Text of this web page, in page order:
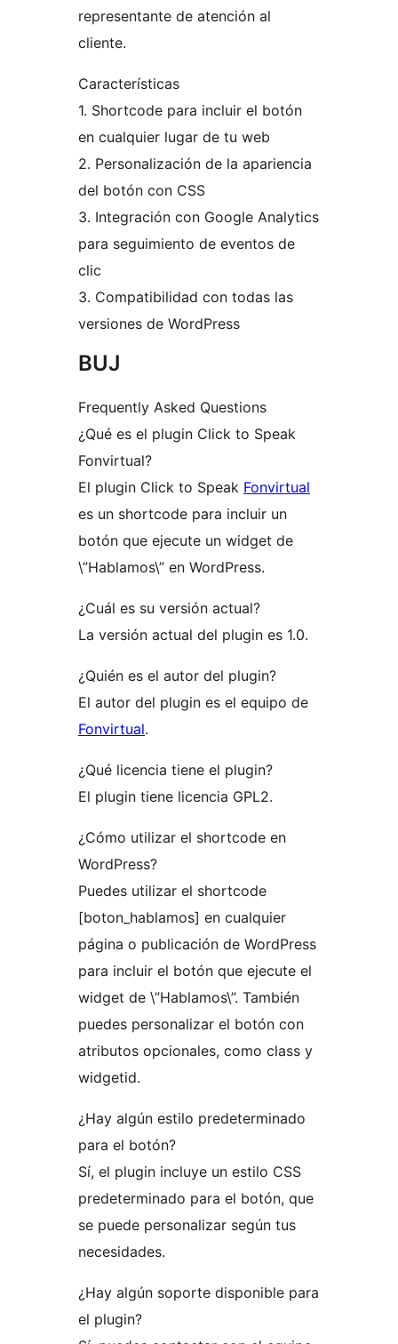
representante de atención al
cliente.
Características
1. Shortcode para incluir el botón
en cualquier lugar de tu web
2. Personalización de la apariencia
del botón con CSS
3. Integración con Google Analytics
para seguimiento de eventos de
clic
3. Compatibilidad con todas las
versiones de WordPress
BUJ
Frequently Asked Questions
¿Qué es el plugin Click to Speak
Fonvirtual?
El plugin Click to Speak Fonvirtual
es un shortcode para incluir un
botón que ejecute un widget de
\”Hablamos\” en WordPress.
¿Cuál es su versión actual?
La versión actual del plugin es 1.0.
¿Quién es el autor del plugin?
El autor del plugin es el equipo de
Fonvirtual.
¿Qué licencia tiene el plugin?
El plugin tiene licencia GPL2.
¿Cómo utilizar el shortcode en
WordPress?
Puedes utilizar el shortcode
[boton_hablamos] en cualquier
página o publicación de WordPress
para incluir el botón que ejecute el
widget de \”Hablamos\”. También
puedes personalizar el botón con
atributos opcionales, como class y
widgetid.
¿Hay algún estilo predeterminado
para el botón?
Sí, el plugin incluye un estilo CSS
predeterminado para el botón, que
se puede personalizar según tus
necesidades.
¿Hay algún soporte disponible para
el plugin?